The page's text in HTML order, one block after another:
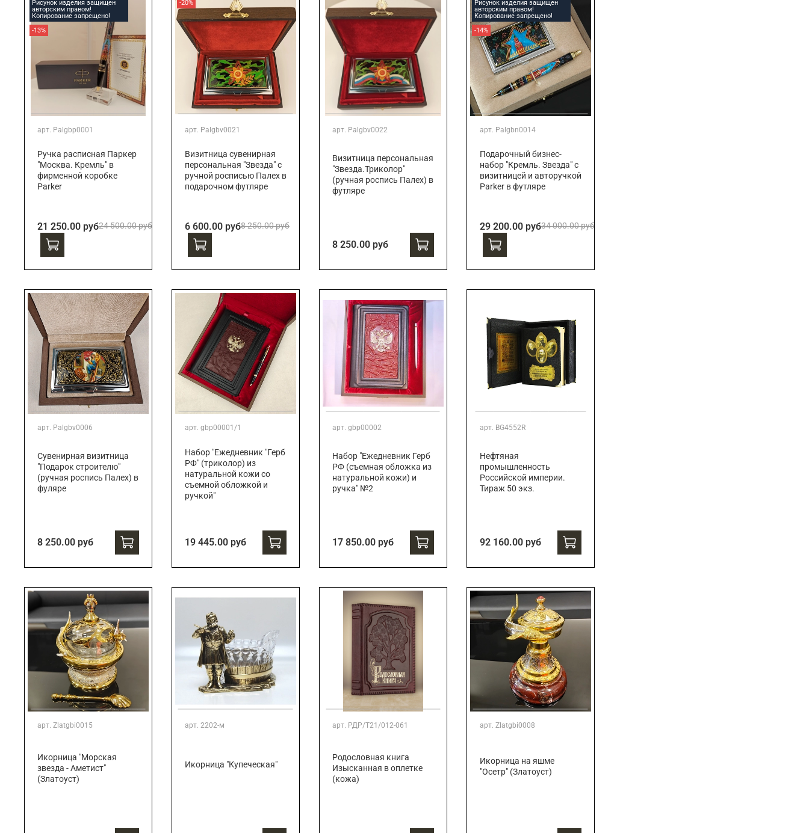
Рисунок изделия защищен
авторским правом!
Копирование запрещено!
-13%
арт. Palgbp0001
Ручка расписная Паркер
"Москва. Кремль" в
фирменной коробке
Parker
21 250.00 руб24 500.00 руб
-20%
арт. Palgbv0021
Визитница сувенирная
персональная "Звезда" с
ручной росписью Палех в
подарочном футляре
6 600.00 руб8 250.00 руб
арт. Palgbv0022
Визитница персональная
"Звезда.Триколор"
(ручная роспись Палех) в
футляре
8 250.00 руб
Рисунок изделия защищен
авторским правом!
Копирование запрещено!
-14%
арт. Palgbn0014
Подарочный бизнес-
набор "Кремль. Звезда" с
визитницей и авторучкой
Parker в футляре
29 200.00 руб34 000.00 руб
арт. Palgbv0006
Сувенирная визитница
"Подарок строителю"
(ручная роспись Палех) в
фуляре
8 250.00 руб
арт. gbp00001/1
Набор "Ежедневник "Герб
РФ" (триколор) из
натуральной кожи со
съемной обложкой и
ручкой"
19 445.00 руб
арт. gbp00002
Набор "Ежедневник Герб
РФ (съемная обложка из
натуральной кожи) и
ручка" №2
17 850.00 руб
арт. BG4552R
Нефтяная
промышленность
Российской империи.
Тираж 50 экз.
92 160.00 руб
арт. Zlatgbi0015
Икорница "Морская
звезда - Аметист"
(Златоуст)
арт. 2202-м
Икорница "Купеческая"
арт. РДР/Т21/012-061
Родословная книга
Изысканная в оплетке
(кожа)
арт. Zlatgbi0008
Икорница на яшме
"Осетр" (Златоуст)